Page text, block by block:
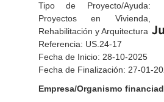
Tipo de Proyecto/Ayuda:
Proyectos en Vivienda,
Rehabilitación y Arquitectura
Referencia: US.24-17
Fecha de Inicio: 28-10-2025
Fecha de Finalización: 27-01-
Empresa/Organismo